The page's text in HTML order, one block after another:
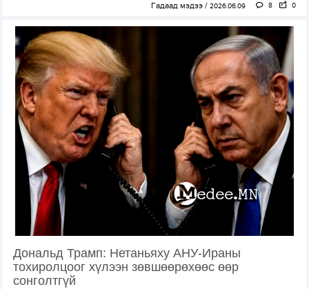
Гадаад мэдээ 2026.06.09 8 0
Дональд Трамп: Нетаньяху АНУ-Ираны
тохиролцоог хүлээн зөвшөөрөхөөс өөр
сонголтгүй